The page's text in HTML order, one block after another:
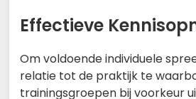
Effectieve
Om voldoende individuele
relatie tot de praktijk te
trainingsgroepen bij voorkeur